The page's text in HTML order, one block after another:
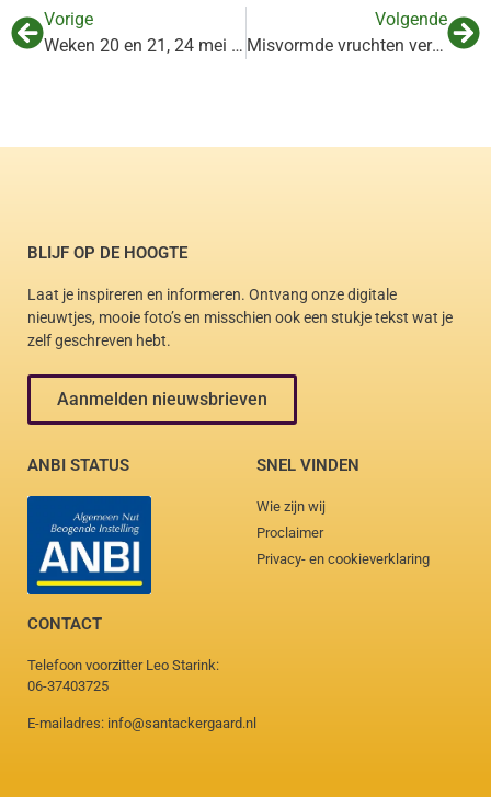
Vorige
Weken 20 en 21, 24 mei – 6 juni 2021
Volgende
Misvormde vruchten veroorzaakt door schimmelinfectie
BLIJF OP DE HOOGTE
Laat je inspireren en informeren. Ontvang onze digitale
nieuwtjes, mooie foto’s en misschien ook een stukje tekst wat je
zelf geschreven hebt.
Aanmelden nieuwsbrieven
ANBI STATUS SNEL VINDEN
Wie zijn wij
Proclaimer
Privacy- en cookieverklaring
CONTACT
Telefoon voorzitter Leo Starink:
06-37403725
E-mailadres: info@santackergaard.nl